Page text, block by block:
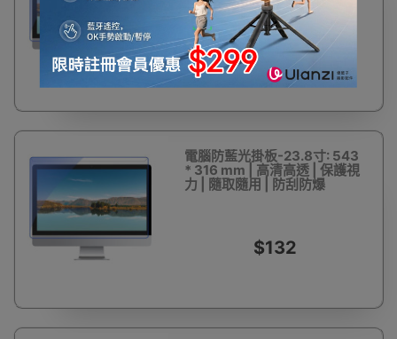
$172
電腦防藍光掛板-23.8寸: 543
* 316 mm | 高清高透 | 保護視
力 | 隨取隨用 | 防刮防爆
$132